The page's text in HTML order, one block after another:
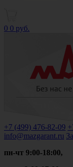
0 0 руб.
+7 (499) 476-82-09
info@mazgarant.ru
пн-чт 9:00-18:00,